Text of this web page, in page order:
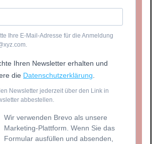
Ihre E-Mail-Adresse für die Anmeldung
Ihren Newsletter erhalten und
die Datenschutzerklärung
Newsletter jederzeit über den Link in
abbestellen.
Wir verwenden Brevo als unsere
Marketing-Plattform. Wenn Sie das
Formular ausfüllen und absenden,